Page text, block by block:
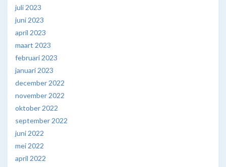
juli 2023
juni 2023
april 2023
maart 2023
februari 2023
januari 2023
december 2022
november 2022
oktober 2022
september 2022
juni 2022
mei 2022
april 2022